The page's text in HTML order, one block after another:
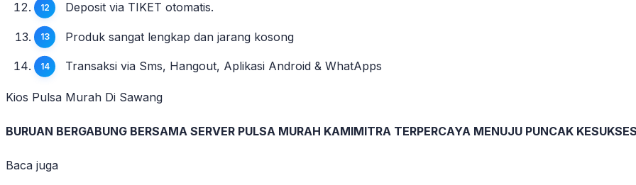
Deposit via TIKET otomatis.
Produk sangat lengkap dan jarang kosong
Transaksi via Sms, Hangout, Aplikasi Android & WhatApps
Kios Pulsa Murah Di Sawang
BURUAN BERGABUNG BERSAMA SERVER PULSA MURAH KAMIMITRA TERPERCAYA MENUJU PUNCAK
Baca juga